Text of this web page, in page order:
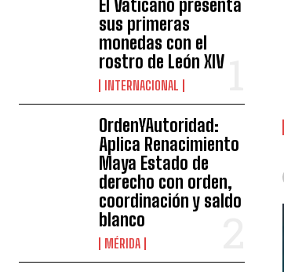
El Vaticano presenta
sus primeras
monedas con el
rostro de León XIV
INTERNACIONAL
OrdenYAutoridad:
Aplica Renacimiento
Maya Estado de
derecho con orden,
coordinación y saldo
blanco
MÉRIDA